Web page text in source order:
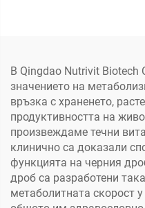
В Qingdao Nutrivit Biotech
значението на
връзка с храненето,
продуктивността на
произвеждаме течни
клинично са доказали
функцията на черния
дроб са разработени
метаболитната скорост